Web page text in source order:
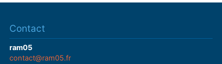
Contact
ram05
contact@ram05.fr